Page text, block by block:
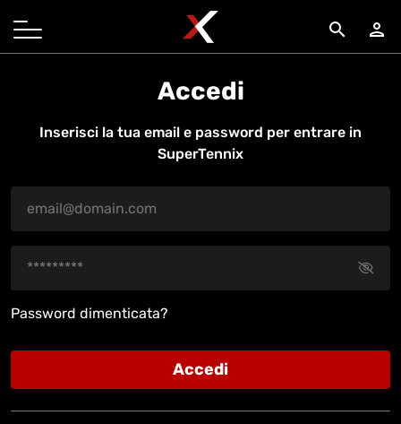
search person
Accedi
Inserisci la tua email e password per entrare in
SuperTennix
Password dimenticata?
Accedi